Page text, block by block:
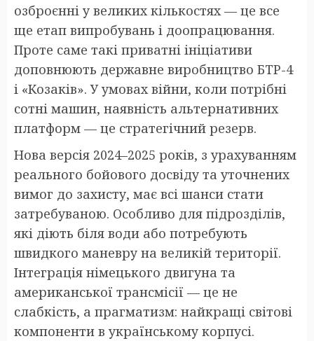
озброєнні у великих кількостях — це все
ще етап випробувань і доопрацювання.
Проте саме такі приватні ініціативи
доповнюють державне виробництво БТР-4
і «Козаків». У умовах війни, коли потрібні
сотні машин, наявність альтернативних
платформ — це стратегічний резерв.
Нова версія 2024–2025 років, з урахуванням
реального бойового досвіду та уточнених
вимог до захисту, має всі шанси стати
затребуваною. Особливо для підрозділів,
які діють біля води або потребують
швидкого маневру на великій території.
Інтеграція німецького двигуна та
американської трансмісії — це не
слабкість, а прагматизм: найкращі світові
компоненти в українському корпусі.